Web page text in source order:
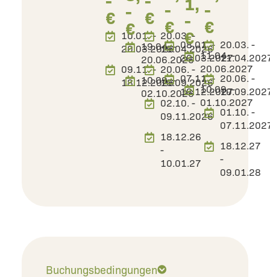
€
10.01. -
20.03.2026
09.11. -
18.12.2026
-
€
19.04. -
20.06.2026
10.09. -
02.10.2026
€
20.03. -
19.04.2026
20.06. -
10.09.2026
02.10. -
09.11.2026
18.12.26
-
10.01.27
-
€
08.01. -
20.03.2027
07.11. -
18.12.2027
-
€
11.04. -
20.06.2027
10.09. -
01.10.2027
-
€
20.03. -
20.06. -
01.10. -
18.12.27
-
09.01.28
Buchungsbedingungen